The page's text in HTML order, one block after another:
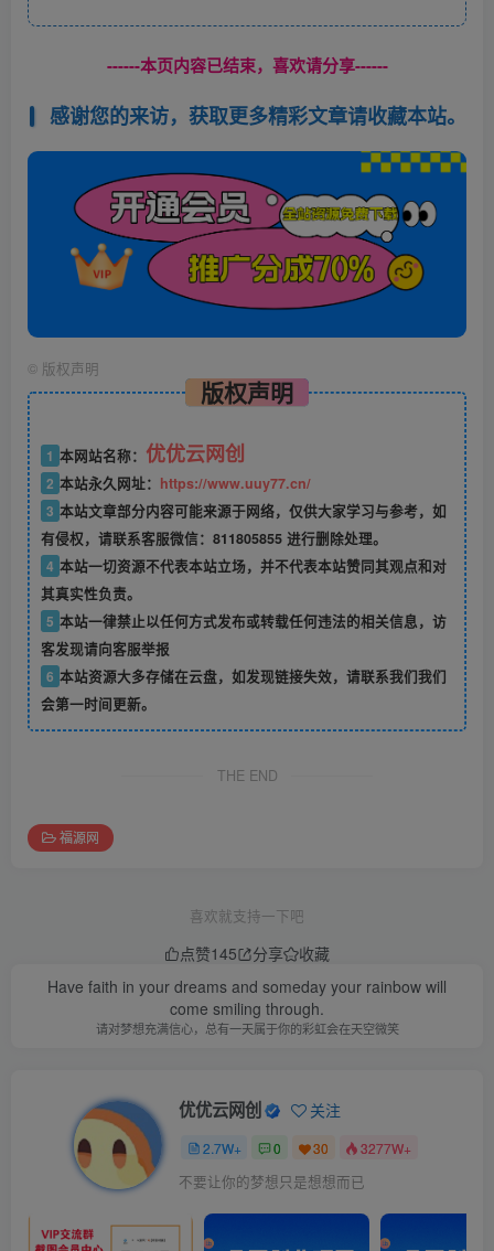
------本页内容已结束，喜欢请分享------
感谢您的来访，获取更多精彩文章请收藏本站。
© 版权声明
版权声明
1 本网站名称： 优优云网创
2 本站永久网址： https://www.uuy77.cn/
3 本站文章部分内容可能来源于网络，仅供大家学习与参考，如
有侵权，请联系客服微信：811805855 进行删除处理。
4 本站一切资源不代表本站立场，并不代表本站赞同其观点和对
其真实性负责。
5 本站一律禁止以任何方式发布或转载任何违法的相关信息，访
客发现请向客服举报
6 本站资源大多存储在云盘，如发现链接失效，请联系我们我们
会第一时间更新。
THE END
福源网
喜欢就支持一下吧
点赞145 分享
收藏
Have faith in your dreams and someday your rainbow will
come smiling through.
请对梦想充满信心，总有一天属于你的彩虹会在天空微笑
优优云网创 关注
2.7W+ 0 30 3277W+
不要让你的梦想只是想想而已